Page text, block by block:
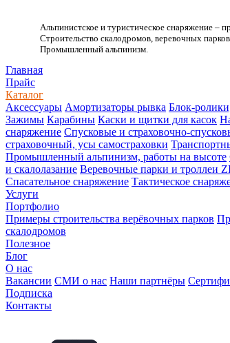
Альпинистское и туристическое снаряжение –
Строительство скалодромов, веревочных
Промышленный альпинизм.
Главная
Прайс
Каталог
Аксессуары Амортизаторы рывка Блок-
Зажимы Карабины Каски и щитки для касок
снаряжение Спусковые и страховочно-
страховочный, усы самостраховки
Промышленный альпинизм, работы на высоте
и скалолазание Веревочные парки и троллеи
Спасательное снаряжение Тактическое
Услуги
Портфолио
Примеры строительства верёвочных парков
скалодромов
Полезное
Блог
О нас
Вакансии СМИ о нас Наши партнёры
Подписка
Контакты